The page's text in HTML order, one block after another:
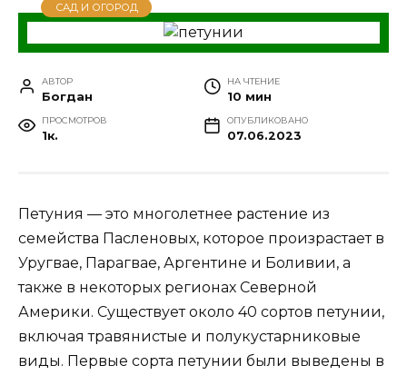
САД И ОГОРОД
АВТОР
Богдан
НА ЧТЕНИЕ
10 мин
ПРОСМОТРОВ
1к.
ОПУБЛИКОВАНО
07.06.2023
Петуния — это многолетнее растение из
семейства Пасленовых, которое произрастает в
Уругвае, Парагвае, Аргентине и Боливии, а
также в некоторых регионах Северной
Америки. Существует около 40 сортов петунии,
включая травянистые и полукустарниковые
виды. Первые сорта петунии были выведены в